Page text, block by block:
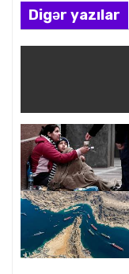
n
a
i
q
a
s
i
Digər yazılar